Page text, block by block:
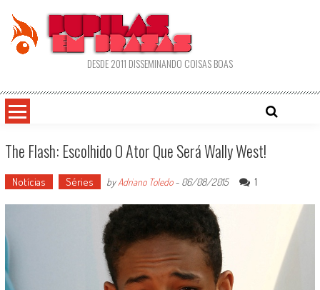
content
DESDE 2011 DISSEMINANDO COISAS BOAS
The Flash: Escolhido O Ator Que Será Wally West!
Notícias Séries byAdriano Toledo- 06/08/2015 1